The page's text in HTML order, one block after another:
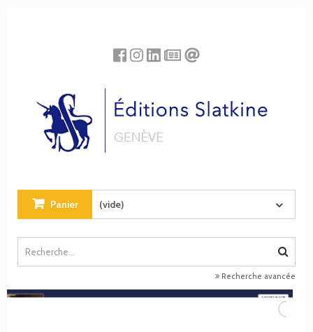
Panier (vide)
Recherche avancée